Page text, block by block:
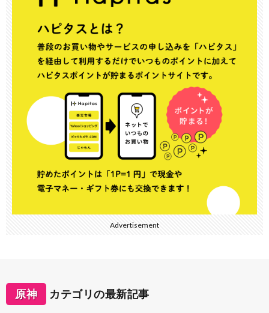
Advertisement
原神 カテゴリの最新記事